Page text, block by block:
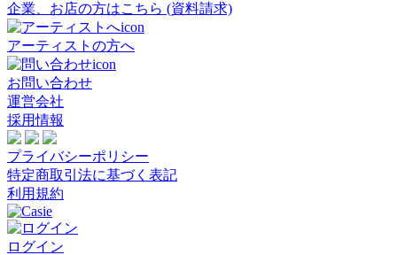
企業、お店の方はこちら (資料請求)
アーティストの方へ
お問い合わせ
運営会社
採用情報
プライバシーポリシー
特定商取引法に基づく表記
利用規約
ログイン